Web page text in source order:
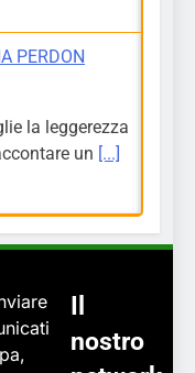
PERDON
la leggerezza
un [...]
Il
nostro